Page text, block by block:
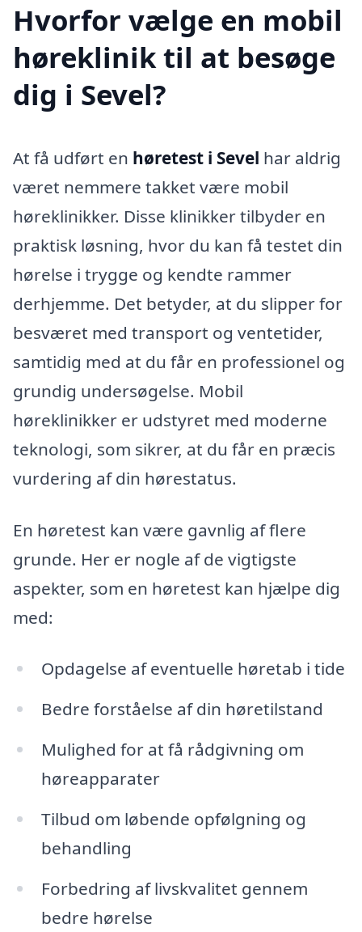
Hvorfor vælge en mobil
høreklinik til at besøge
dig i Sevel?
At få udført en høretest i Sevel har aldrig
været nemmere takket være mobil
høreklinikker. Disse klinikker tilbyder en
praktisk løsning, hvor du kan få testet din
hørelse i trygge og kendte rammer
derhjemme. Det betyder, at du slipper for
besværet med transport og ventetider,
samtidig med at du får en professionel og
grundig undersøgelse. Mobil
høreklinikker er udstyret med moderne
teknologi, som sikrer, at du får en præcis
vurdering af din hørestatus.
En høretest kan være gavnlig af flere
grunde. Her er nogle af de vigtigste
aspekter, som en høretest kan hjælpe dig
med:
Opdagelse af eventuelle høretab i tide
Bedre forståelse af din høretilstand
Mulighed for at få rådgivning om
høreapparater
Tilbud om løbende opfølgning og
behandling
Forbedring af livskvalitet gennem
bedre hørelse